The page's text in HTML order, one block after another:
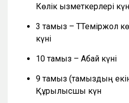
Көлік қызметкерлері
3 тамыз – ТТеміржол
күні
10 тамыз – Абай күні
9 тамыз (тамыздың
Құрылысшы күн